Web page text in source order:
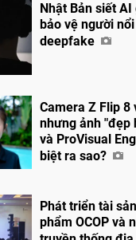
Nhật Bản siết
bảo vệ người
deepfake
Camera Z Flip 8
nhưng ảnh "đẹp
và ProVisual
biệt ra sao?
Phát triển tài
phẩm OCOP và